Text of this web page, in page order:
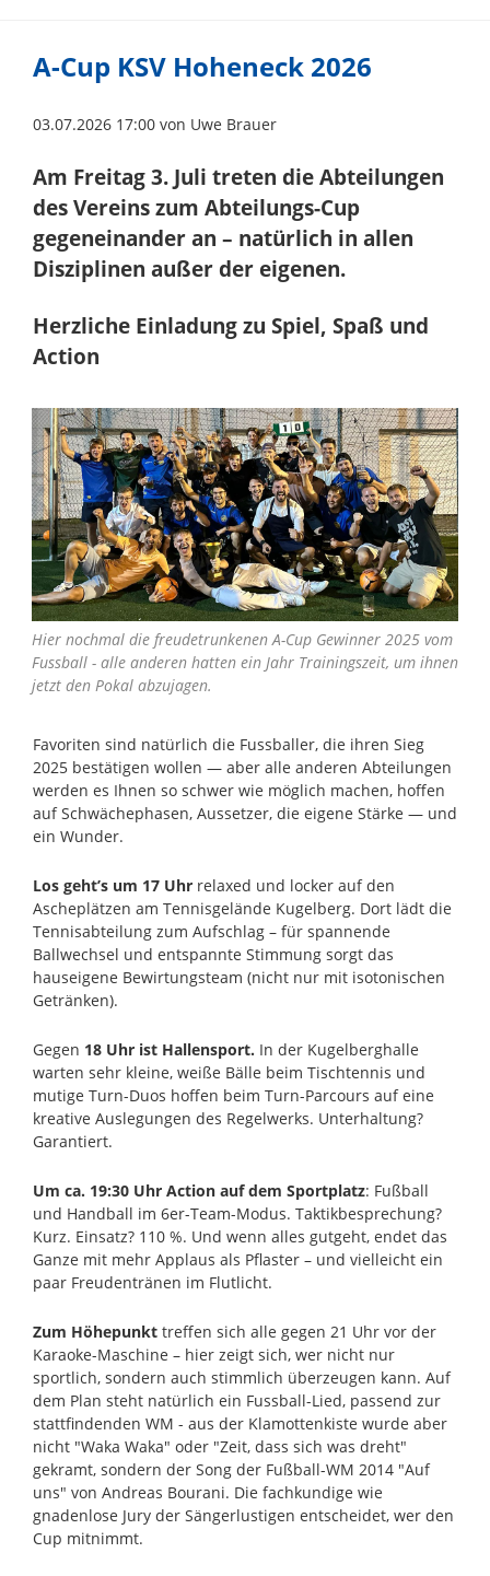
A-Cup KSV Hoheneck 2026
03.07.2026 17:00von Uwe Brauer
Am Freitag 3. Juli treten die Abteilungen
des Vereins zum Abteilungs-Cup
gegeneinander an – natürlich in allen
Disziplinen außer der eigenen.
Herzliche Einladung zu Spiel, Spaß und
Action
Hier nochmal die freudetrunkenen A-Cup Gewinner 2025 vom
Fussball - alle anderen hatten ein Jahr Trainingszeit, um ihnen
jetzt den Pokal abzujagen.
Favoriten sind natürlich die Fussballer, die ihren Sieg
2025 bestätigen wollen — aber alle anderen Abteilungen
werden es Ihnen so schwer wie möglich machen, hoffen
auf Schwächephasen, Aussetzer, die eigene Stärke — und
ein Wunder.
Los geht’s um 17 Uhrrelaxed und locker auf den
Ascheplätzen am Tennisgelände Kugelberg. Dort lädt die
Tennisabteilung zum Aufschlag – für spannende
Ballwechsel und entspannte Stimmung sorgt das
hauseigene Bewirtungsteam (nicht nur mit isotonischen
Getränken).
Gegen 18 Uhr ist Hallensport. In der Kugelberghalle
warten sehr kleine, weiße Bälle beim Tischtennis und
mutige Turn-Duos hoffen beim Turn-Parcours auf eine
kreative Auslegungen des Regelwerks. Unterhaltung?
Garantiert.
Um ca. 19:30 Uhr Action auf dem Sportplatz: Fußball
und Handball im 6er-Team-Modus. Taktikbesprechung?
Kurz. Einsatz? 110 %. Und wenn alles gutgeht, endet das
Ganze mit mehr Applaus als Pflaster – und vielleicht ein
paar Freudentränen im Flutlicht.
Zum Höhepunkttreffen sich alle gegen 21 Uhr vor der
Karaoke-Maschine – hier zeigt sich, wer nicht nur
sportlich, sondern auch stimmlich überzeugen kann. Auf
dem Plan steht natürlich ein Fussball-Lied, passend zur
stattfindenden WM - aus der Klamottenkiste wurde aber
nicht "Waka Waka" oder "Zeit, dass sich was dreht"
gekramt, sondern der Song der Fußball-WM 2014 "Auf
uns" von Andreas Bourani. Die fachkundige wie
gnadenlose Jury der Sängerlustigen entscheidet, wer den
Cup mitnimmt.